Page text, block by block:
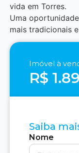
vida em Torres.
Uma
mais tradicionais
Imóvel à
R$
Saiba
Nome